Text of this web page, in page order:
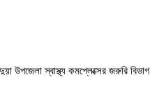
উপজেলা স্বাস্থ্য কমপ্লেক্সের জরুরি বিভাগ